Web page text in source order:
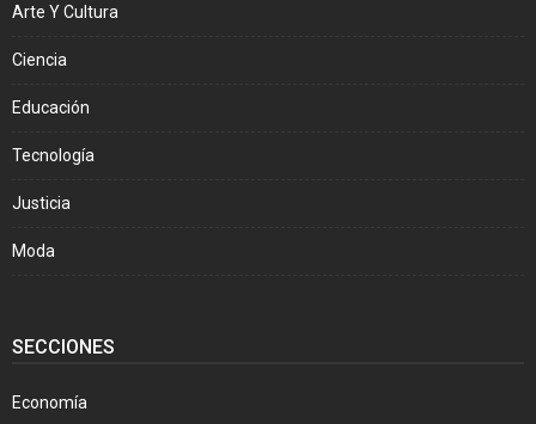
Arte Y Cultura
Ciencia
Educación
Tecnología
Justicia
Moda
SECCIONES
Economía